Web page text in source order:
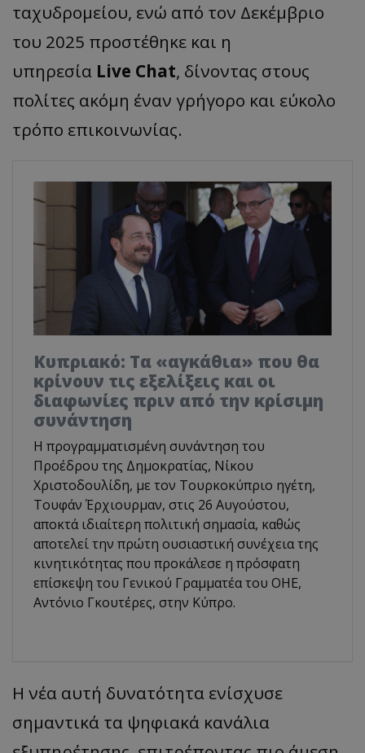
ταχυδρομείου, ενώ από τον Δεκέμβριο
του 2025 προστέθηκε και η
υπηρεσία Live Chat, δίνοντας στους
πολίτες ακόμη έναν γρήγορο και εύκολο
τρόπο επικοινωνίας.
Κυπριακό: Τα «αγκάθια» που θα
κρίνουν τις εξελίξεις και οι
διαφωνίες πριν από την κρίσιμη
συνάντηση
Η προγραμματισμένη συνάντηση του
Προέδρου της Δημοκρατίας, Νίκου
Χριστοδουλίδη, με τον Τουρκοκύπριο ηγέτη,
Τουφάν Έρχιουρμαν, στις 26 Αυγούστου,
αποκτά ιδιαίτερη πολιτική σημασία, καθώς
αποτελεί την πρώτη ουσιαστική συνέχεια της
κινητικότητας που προκάλεσε η πρόσφατη
επίσκεψη του Γενικού Γραμματέα του ΟΗΕ,
Αντόνιο Γκουτέρες, στην Κύπρο.
Η νέα αυτή δυνατότητα ενίσχυσε
σημαντικά τα ψηφιακά κανάλια